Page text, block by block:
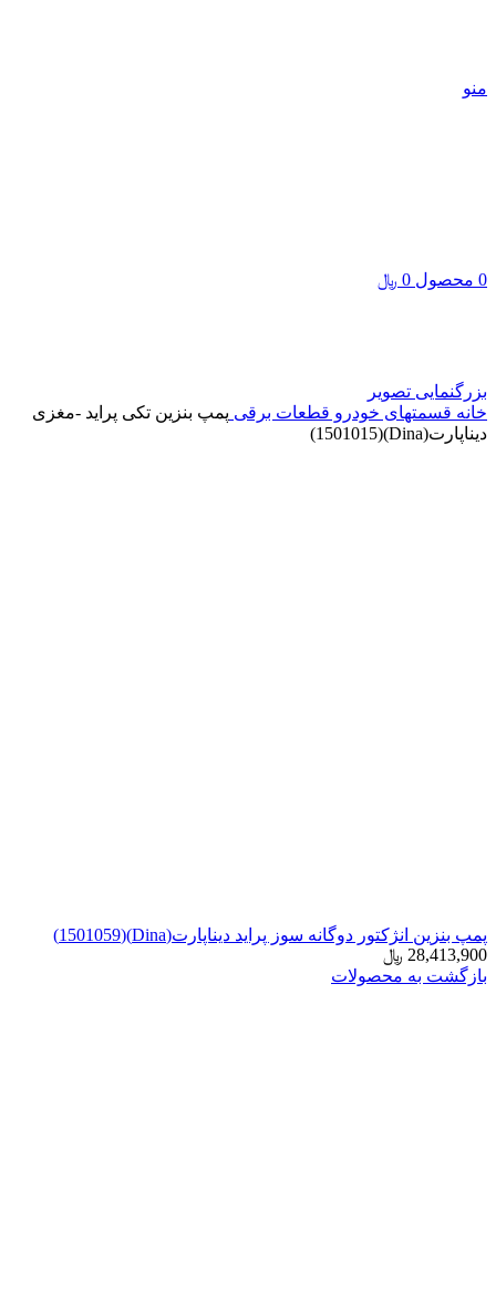
منو
0 محصول 0 ﷼
بزرگنمایی تصویر
خانه قسمتهای خودرو قطعات برقی پمپ بنزین تکی پراید -مغزی
دیناپارت(Dina)(1501015)
پمپ بنزین انژکتور دوگانه سوز پراید دیناپارت(Dina)(1501059)
28,413,900 ﷼
بازگشت به محصولات